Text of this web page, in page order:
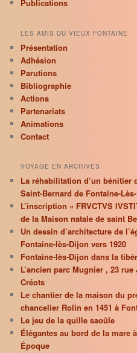
Publications
LES AMIS DU VIEUX FONTAINE
Présentation
Adhésion
Parutions
Bibliographie
Actions
Partenariats
Animations
Contact
VOYAGE EN ARCHIVES
La réhabilitation d’un bénitier
Saint-Bernard de Fontaine-
L’inscription « FRVCTVS
de la Maison natale de saint
Un dessin d’architecture de
Fontaine-lès-Dijon vers 1920
Fontaine-lès-Dijon dans la
L’ancien parc Mugnier , 23
Créots
Le chantier de la maison du
chancelier Rolin en 1451 à
Le jeu de la quille saoûle
Élégantes au bord de la mare
Époque